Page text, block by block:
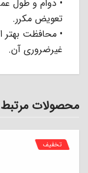
• دوام و طول
تعویض مکرر.
• محافظت بهتر
غیرضروری آن.
محصولات مرتبط
تخفیف